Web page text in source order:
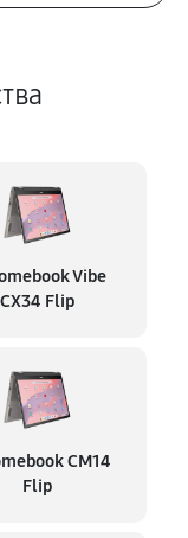
Vibe
CX34 Flip
CM14
Flip